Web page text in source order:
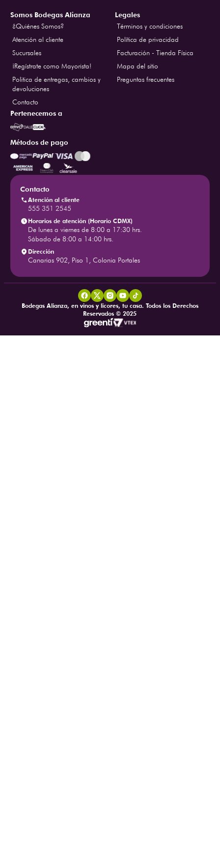
Somos Bodegas Alianza
¿Quiénes Somos?
Atención al cliente
Sucursales
¡Regístrate como Mayorista!
Politica de entregas, cambios y
devoluciones
Contacto
Legales
Términos y condiciones
Política de privacidad
Facturación - Tienda Física
Mapa del sitio
Preguntas frecuentes
Pertenecemos a
Métodos de pago
Contacto
Atención al cliente
555 351 2545
Horarios de atención (Horario CDMX)
De lunes a viernes de 8:00 a 17:30 hrs.
Sábado de 8:00 a 14:00 hrs.
Dirección
Canarias 902, Piso 1, Colonia Portales
Bodegas Alianza, en vinos y licores, tu casa. Todos los Derechos
Reservados © 2025